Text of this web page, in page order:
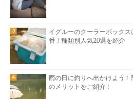
イグルーのクーラーボック
番！種類別人気20選を紹介
雨の日に釣りへ出かけよう！
のメリットをご紹介！